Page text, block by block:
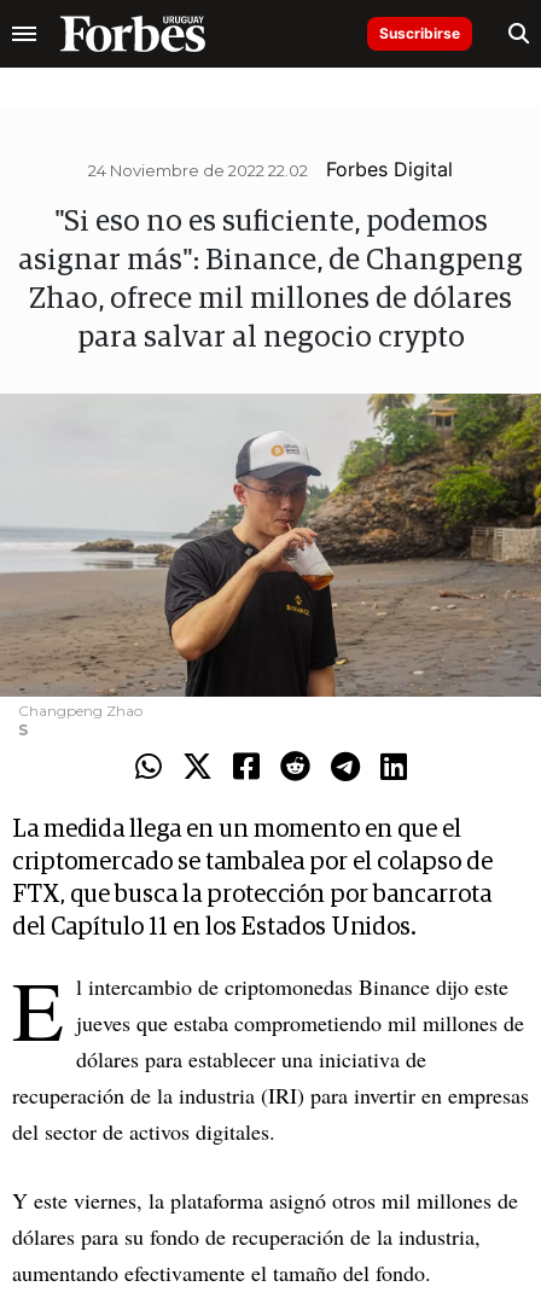
Suscribirse
24 Noviembre de 2022 22.02 Forbes Digital
"Si eso no es suficiente, podemos
asignar más": Binance, de Changpeng
Zhao, ofrece mil millones de dólares
para salvar al negocio crypto
Changpeng Zhao
S
La medida llega en un momento en que el
criptomercado se tambalea por el colapso de
FTX, que busca la protección por bancarrota
del Capítulo 11 en los Estados Unidos.
E l intercambio de criptomonedas Binance dijo este
jueves que estaba comprometiendo mil millones de
dólares para establecer una iniciativa de
recuperación de la industria (IRI) para invertir en empresas
del sector de activos digitales.
Y este viernes, la plataforma asignó otros mil millones de
dólares para su fondo de recuperación de la industria,
aumentando efectivamente el tamaño del fondo.